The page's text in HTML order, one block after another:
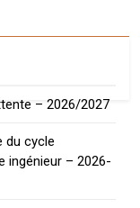
– 2026/2027
du cycle
ingénieur – 2026-